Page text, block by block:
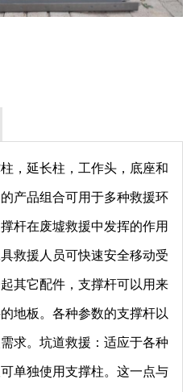
，延长柱，工作头，底座和
产品组合可用于多种救援环
杆在废墟救援中发挥的作用
救援人员可快速安全移动受
其它配件，支撑杆可以用来
地板。各种参数的支撑杆以
求。坑道救援：适应于各种
单独使用支撑柱。这一点与